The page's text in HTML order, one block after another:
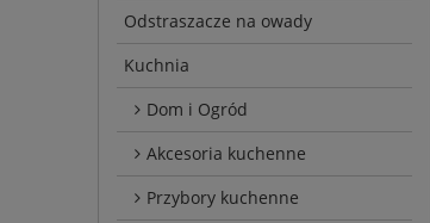
Odstraszacze na owady
Kuchnia
Dom i Ogród
Akcesoria kuchenne
Przybory kuchenne